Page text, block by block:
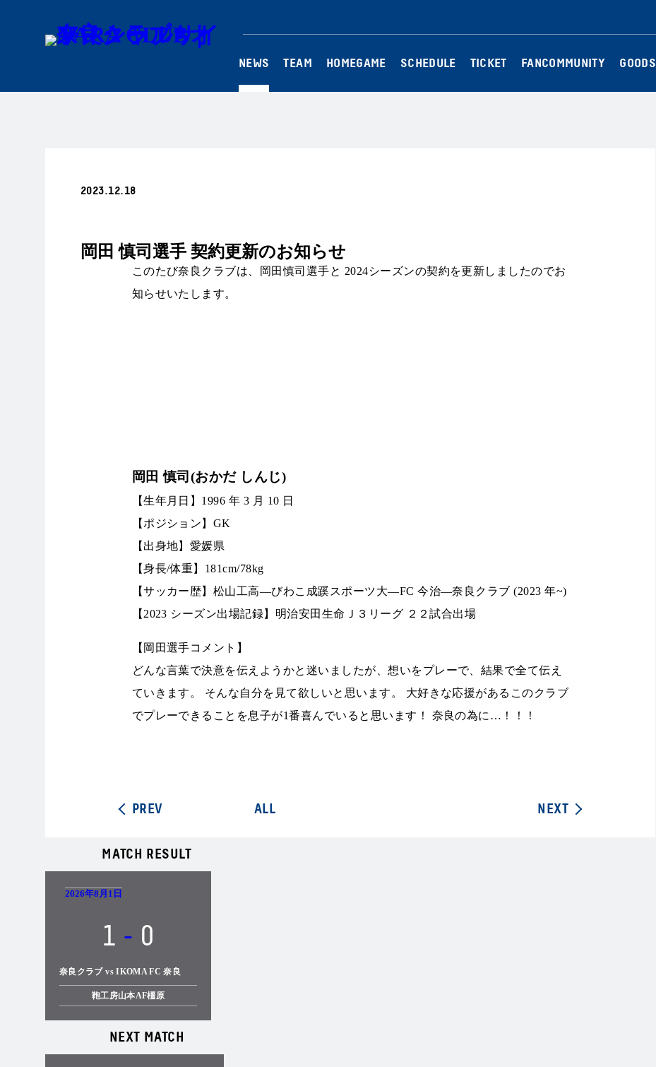
NEWS TEAM HOMEGAME SCHEDULE TICKET FANCOMMUNITY GOODS
2023.12.18
岡田 慎司選手 契約更新のお知らせ
このたび奈良クラブは、 岡田慎司 選手と 2024シーズンの契約を更新しましたのでお
知らせいたします。
岡田 慎司(おかだ しんじ)
【生年月日】1996 年 3 月 10 日
【ポジション】GK
【出身地】愛媛県
【身長/体重】181cm/78kg
【サッカー歴】松山工高—びわこ成蹊スポーツ大—FC 今治—奈良クラブ (2023 年~)
【2023 シーズン出場記録】明治安田生命Ｊ３リーグ ２２試合出場
【岡田選手コメント】
どんな言葉で決意を伝えようかと迷いましたが、想いをプレーで、結果で全て伝え
ていきます。 そんな自分を見て欲しいと思います。 大好きな応援があるこのクラブ
でプレーできることを息子が1番喜んでいると思います！ 奈良の為に…！！！
PREV ALL NEXT
MATCH RESULT
2026年8月1日
1 - 0
鞄工房山本AF橿原
奈良クラブ vs IKOMA FC 奈良
NEXT MATCH